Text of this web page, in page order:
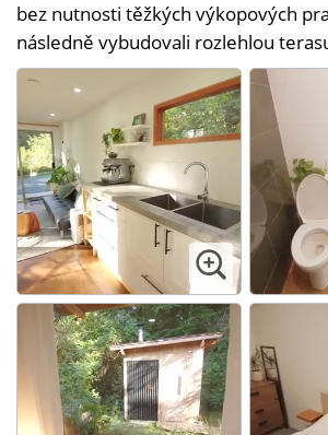
bez nutnosti těžkých výkopových
následně vybudovali rozlehlou